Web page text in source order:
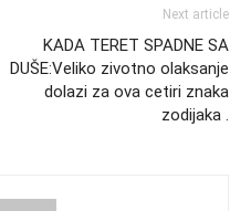
Next article
KADA TERET SPADNE SA
DUŠE:Veliko zivotno olaksanje
dolazi za ova cetiri znaka
zodijaka .